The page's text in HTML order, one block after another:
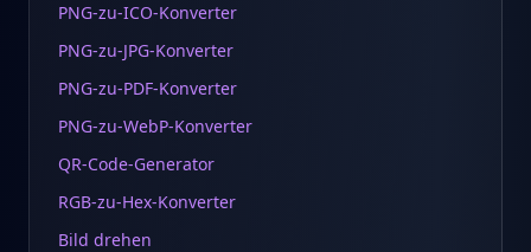
PNG-zu-ICO-Konverter
PNG-zu-JPG-Konverter
PNG-zu-PDF-Konverter
PNG-zu-WebP-Konverter
QR-Code-Generator
RGB-zu-Hex-Konverter
Bild drehen